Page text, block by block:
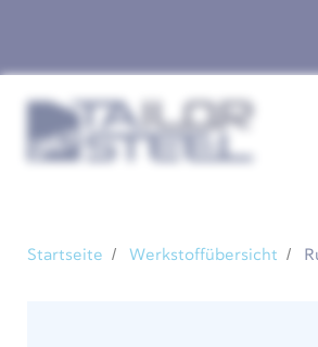
Startseite Werkstoffübersicht